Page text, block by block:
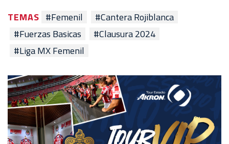
TEMAS #Femenil
#Cantera Rojiblanca
#Fuerzas Basicas
#Clausura 2024
#Liga MX Femenil